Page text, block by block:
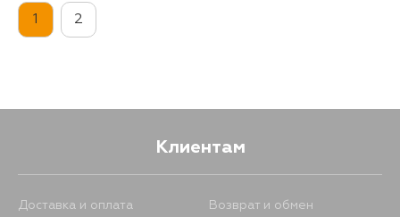
5 сентября
1 2
Клиентам
Доставка и оплата Возврат и обмен